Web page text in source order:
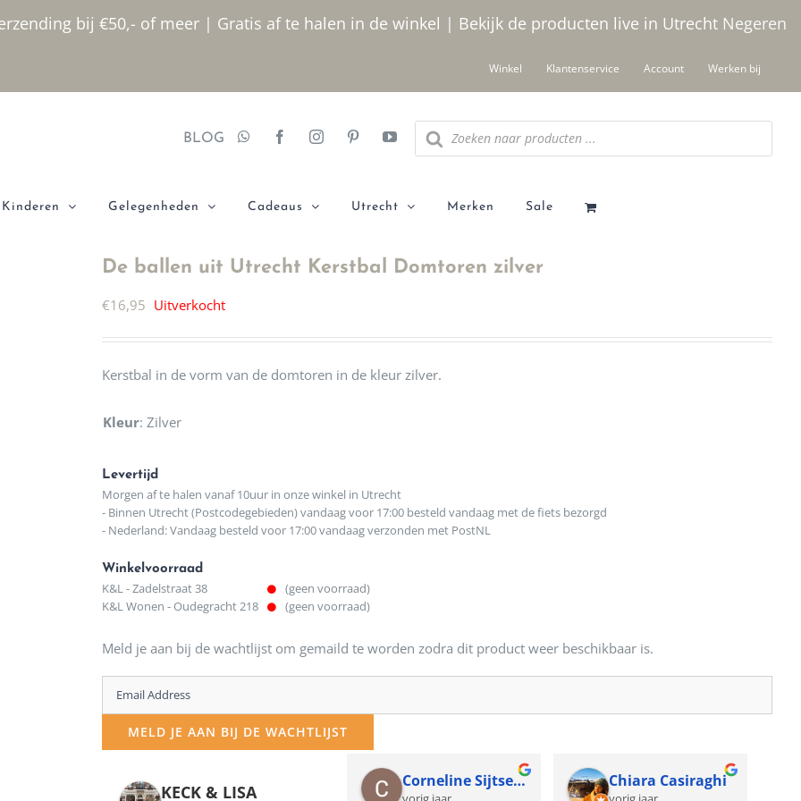
bij €50,- of meer | Gratis af te halen in de winkel | Bekijk de producten live in Utrecht Negeren
Winkel Klantenservice Account Werken bij
BLOG
Producten
zoeken
Kinderen Gelegenheden Cadeaus Utrecht Merken Sale
De ballen uit Utrecht Kerstbal Domtoren zilver
€16,95 Uitverkocht
Kerstbal in de vorm van de domtoren in de kleur zilver.
Kleur: Zilver
Levertijd
Morgen af te halen vanaf 10uur in onze winkel in Utrecht
- Binnen Utrecht (Postcodegebieden) vandaag voor 17:00 besteld vandaag met de fiets bezorgd
- Nederland: Vandaag besteld voor 17:00 vandaag verzonden met PostNL
Winkelvoorraad
K&L - Zadelstraat 38
(geen voorraad)
K&L Wonen - Oudegracht 218
(geen voorraad)
Meld je aan bij de wachtlijst om gemaild te worden zodra dit product weer beschikbaar is.
Enter
your
email
MELD JE AAN BIJ DE WACHTLIJST
KECK & LISA
Corneline Sijtsema Chiara Casiraghi